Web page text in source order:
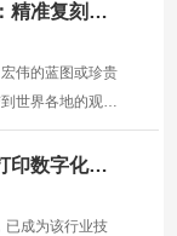
精准复刻，
伟的蓝图或珍贵
世界各地的观众
高昂成本，苏州
苏州麦客信息深
的需求定制3D
印数字化精
已成为该行业技